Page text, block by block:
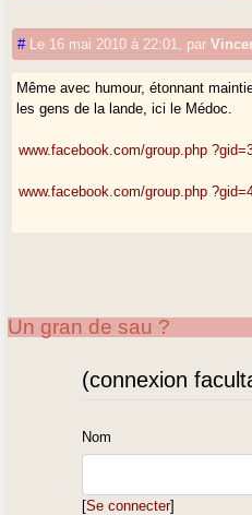
# Le 16 mai 2010 à 22:01 par
Même avec humour, étonnant
les gens de la lande, ici le Médoc.
www.facebook.com/group.php
www.facebook.com/group.php
Un gran de sau ?
(connexion
Nom
[Se connecter]